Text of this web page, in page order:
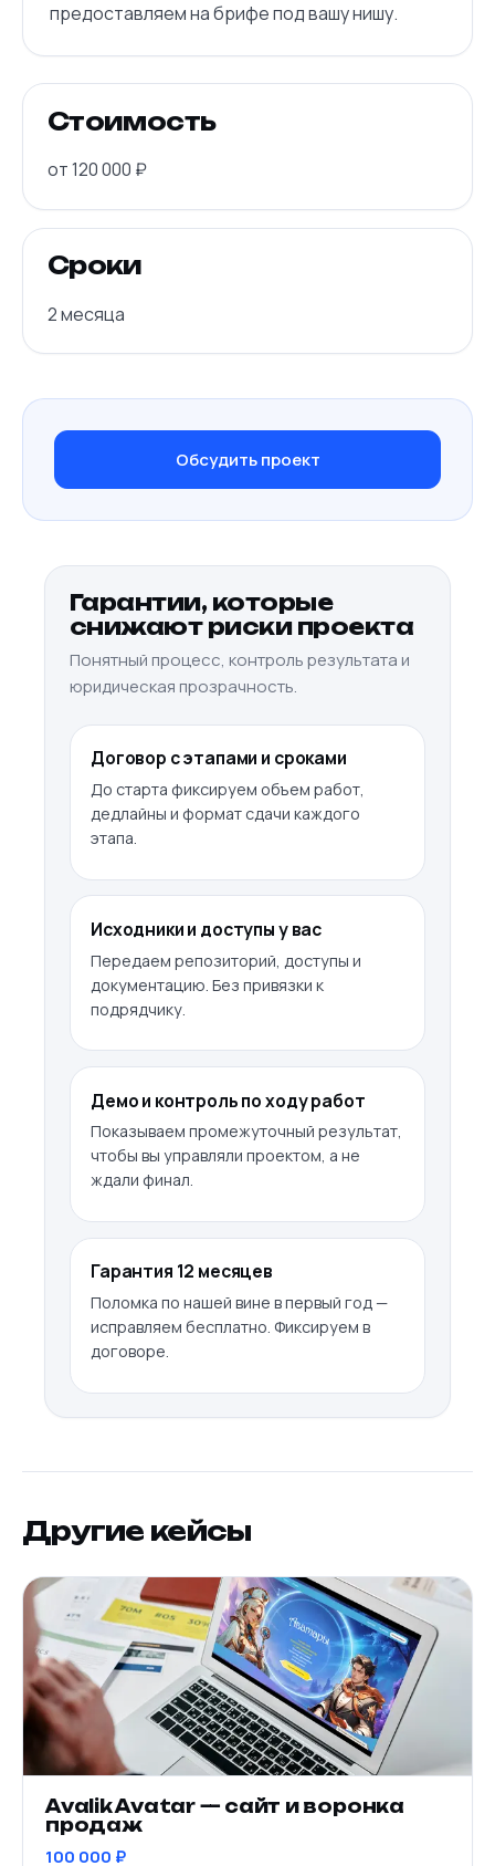
предоставляем на брифе под вашу нишу.
Стоимость
от 120 000 ₽
Сроки
2 месяца
Обсудить проект
Гарантии, которые
снижают риски проекта
Понятный процесс, контроль результата и
юридическая прозрачность.
Договор с этапами и сроками
До старта фиксируем объем работ,
дедлайны и формат сдачи каждого
этапа.
Исходники и доступы у вас
Передаем репозиторий, доступы и
документацию. Без привязки к
подрядчику.
Демо и контроль по ходу работ
Показываем промежуточный результат,
чтобы вы управляли проектом, а не
ждали финал.
Гарантия 12 месяцев
Поломка по нашей вине в первый год —
исправляем бесплатно. Фиксируем в
договоре.
Другие кейсы
Avalik Avatar — сайт и воронка
продаж
100 000 ₽